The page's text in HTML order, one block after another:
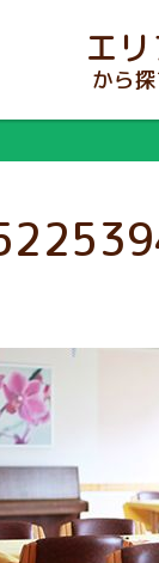
エ
から